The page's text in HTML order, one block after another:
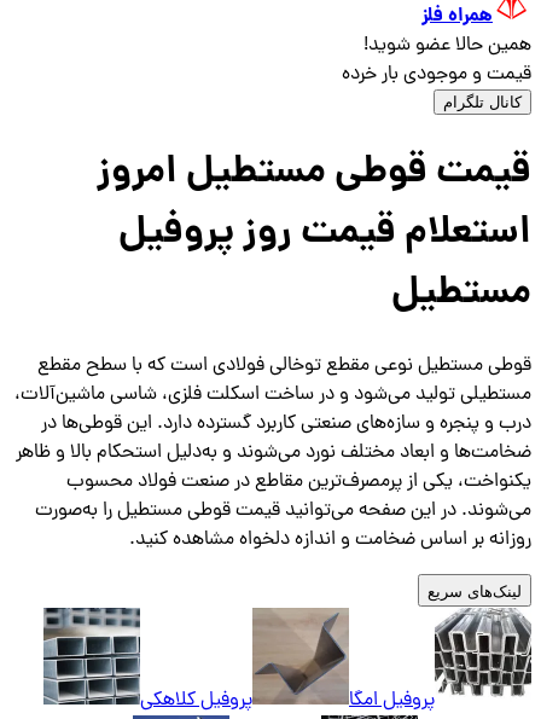
همراه فلز
همین حالا عضو شوید!
قیمت و موجودی بار خرده
کانال تلگرام
قیمت قوطی مستطیل امروز
استعلام قیمت روز پروفیل
مستطیل
قوطی مستطیل نوعی مقطع توخالی فولادی است که با سطح مقطع
مستطیلی تولید می‌شود و در ساخت اسکلت فلزی، شاسی ماشین‌آلات،
درب و پنجره و سازه‌های صنعتی کاربرد گسترده دارد. این قوطی‌ها در
ضخامت‌ها و ابعاد مختلف نورد می‌شوند و به‌دلیل استحکام بالا و ظاهر
یکنواخت، یکی از پرمصرف‌ترین مقاطع در صنعت فولاد محسوب
می‌شوند. در این صفحه می‌توانید قیمت قوطی مستطیل را به‌صورت
روزانه بر اساس ضخامت و اندازه دلخواه مشاهده کنید.
لینک‌های سریع
پروفیل امگا پروفیل کلاهکی